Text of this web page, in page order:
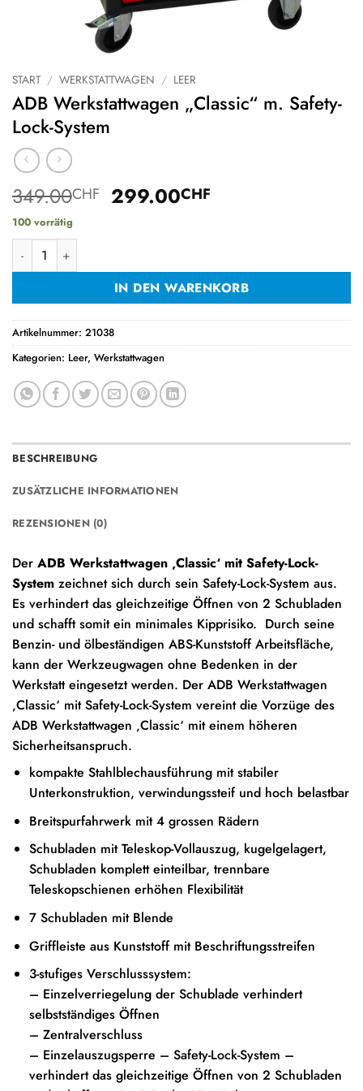
START / WERKSTATTWAGEN / LEER
ADB Werkstattwagen „Classic“ m. Safety-
Lock-System
349.00CHF Ursprünglicher
299.00CHF
100 vorrätig
ADB Werkstattwagen „Classic“ m. Safety-Lock-System Menge
IN DEN WARENKORB
Artikelnummer: 21038
Kategorien: Leer, Werkstattwagen
BESCHREIBUNG
ZUSÄTZLICHE INFORMATIONEN
REZENSIONEN (0)
Der ADB Werkstattwagen ‚Classic‘ mit Safety-Lock-
System zeichnet sich durch sein Safety-Lock-System aus.
Es verhindert das gleichzeitige Öffnen von 2 Schubladen
und schafft somit ein minimales Kipprisiko. Durch seine
Benzin- und ölbeständigen ABS-Kunststoff Arbeitsfläche,
kann der Werkzeugwagen ohne Bedenken in der
Werkstatt eingesetzt werden. Der ADB Werkstattwagen
‚Classic‘ mit Safety-Lock-System vereint die Vorzüge des
ADB Werkstattwagen ‚Classic‘ mit einem höheren
Sicherheitsanspruch.
kompakte Stahlblechausführung mit stabiler
Unterkonstruktion, verwindungssteif und hoch belastbar
Breitspurfahrwerk mit 4 grossen Rädern
Schubladen mit Teleskop-Vollauszug, kugelgelagert,
Schubladen komplett einteilbar, trennbare
Teleskopschienen erhöhen Flexibilität
7 Schubladen mit Blende
Griffleiste aus Kunststoff mit Beschriftungsstreifen
3-stufiges Verschlusssystem:
– Einzelverriegelung der Schublade verhindert
selbstständiges Öffnen
– Zentralverschluss
– Einzelauszugsperre – Safety-Lock-System –
verhindert das gleichzeitige Öffnen von 2 Schubladen